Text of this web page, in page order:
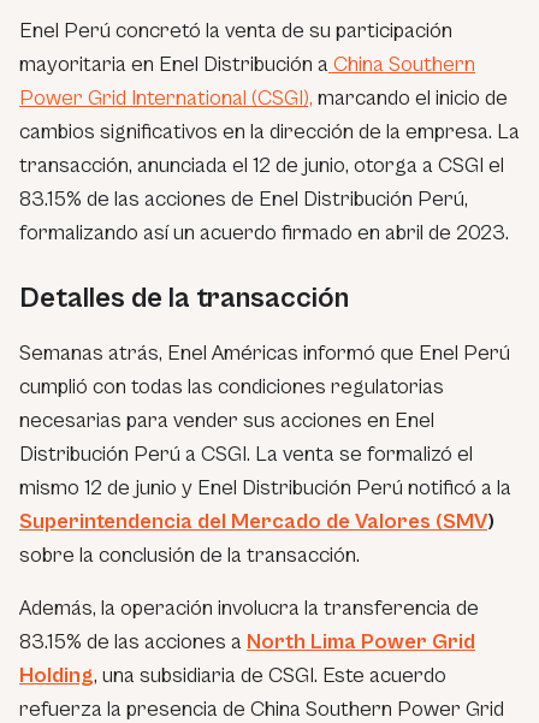
Enel Perú concretó la venta de su participación
mayoritaria en Enel Distribución a China Southern
Power Grid International (CSGI), marcando el inicio de
cambios significativos en la dirección de la empresa. La
transacción, anunciada el 12 de junio, otorga a CSGI el
83.15% de las acciones de Enel Distribución Perú,
formalizando así un acuerdo firmado en abril de 2023.
Detalles de la transacción
Semanas atrás, Enel Américas informó que Enel Perú
cumplió con todas las condiciones regulatorias
necesarias para vender sus acciones en Enel
Distribución Perú a CSGI. La venta se formalizó el
mismo 12 de junio y Enel Distribución Perú notificó a la
Superintendencia del Mercado de Valores (SMV)
sobre la conclusión de la transacción.
Además, la operación involucra la transferencia de
83.15% de las acciones a North Lima Power Grid
Holding, una subsidiaria de CSGI. Este acuerdo
refuerza la presencia de China Southern Power Grid